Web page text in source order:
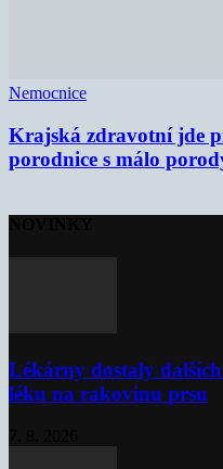
Nemocnice
Krajská zdravotní jde
porodnice s málo
Lékárny dostaly
léku na rakovinu prsu